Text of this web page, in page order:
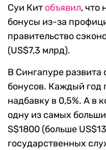
Суи Кит объявил, что
бонусы из-за
правительство
(US$7,3 млрд).
В Сингапуре развита
бонусов. Каждый год
надбавку в 0,5%. А в
одну из самых
S$1800 (больше
государственных